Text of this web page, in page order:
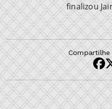
finalizou